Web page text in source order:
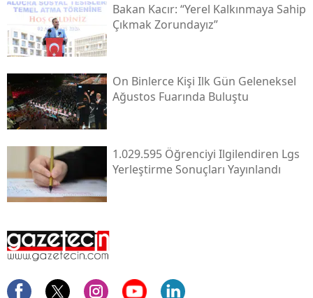
Bakan Kacır: “yerel Kalkınmaya Sahip
Çıkmak Zorundayız”
On Binlerce Kişi Ilk Gün Geleneksel
Ağustos Fuarında Buluştu
1.029.595 Öğrenciyi Ilgilendiren Lgs
Yerleştirme Sonuçları Yayınlandı